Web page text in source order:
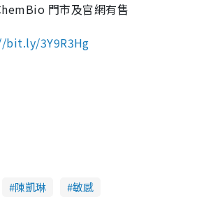
門市及官網有售
3Y9R3Hg
陳凱琳 敏感